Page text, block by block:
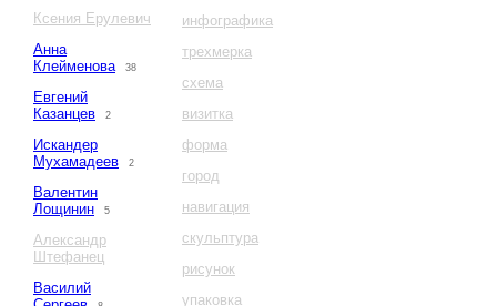
Ксения Ерулевич
Анна
Клейменова
38
Евгений
Казанцев
2
Искандер
Мухамадеев
2
Валентин
Лощинин
5
Александр
Штефанец
Василий
инфографика
трехмерка
схема
визитка
форма
город
навигация
скульптура
рисунок
упаковка